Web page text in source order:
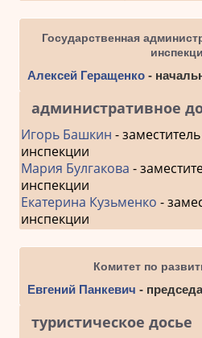
Государственная
Алексей Геращенко-
административное
Игорь Башкин -
инспекции
Мария Булгакова -
инспекции
Екатерина Кузьменко -
инспекции
Комитет по
Евгений Панкевич -
туристическое досье